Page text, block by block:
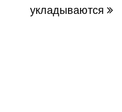
укладываются